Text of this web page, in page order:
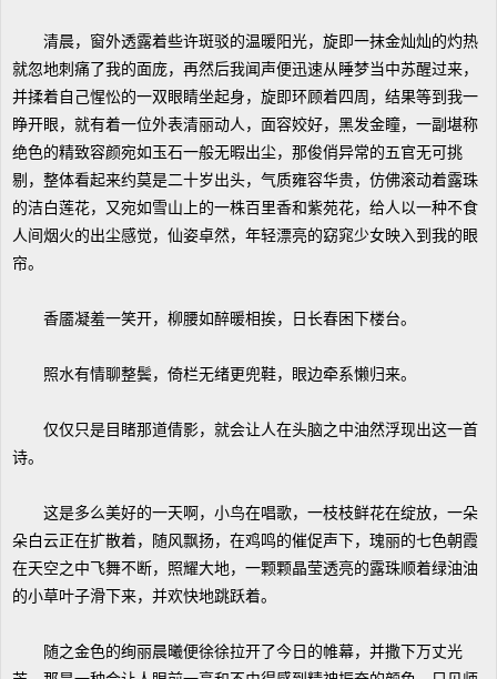
清晨，窗外透露着些许斑驳的温暖阳光，旋即一抹金灿灿的灼热
就忽地刺痛了我的面庞，再然后我闻声便迅速从睡梦当中苏醒过来，
并揉着自己惺忪的一双眼睛坐起身，旋即环顾着四周，结果等到我一
睁开眼，就有着一位外表清丽动人，面容姣好，黑发金瞳，一副堪称
绝色的精致容颜宛如玉石一般无暇出尘，那俊俏异常的五官无可挑
剔，整体看起来约莫是二十岁出头，气质雍容华贵，仿佛滚动着露珠
的洁白莲花，又宛如雪山上的一株百里香和紫苑花，给人以一种不食
人间烟火的出尘感觉，仙姿卓然，年轻漂亮的窈窕少女映入到我的眼
帘。
香靥凝羞一笑开，柳腰如醉暖相挨，日长春困下楼台。
照水有情聊整鬓，倚栏无绪更兜鞋，眼边牵系懒归来。
仅仅只是目睹那道倩影，就会让人在头脑之中油然浮现出这一首
诗。
这是多么美好的一天啊，小鸟在唱歌，一枝枝鲜花在绽放，一朵
朵白云正在扩散着，随风飘扬，在鸡鸣的催促声下，瑰丽的七色朝霞
在天空之中飞舞不断，照耀大地，一颗颗晶莹透亮的露珠顺着绿油油
的小草叶子滑下来，并欢快地跳跃着。
随之金色的绚丽晨曦便徐徐拉开了今日的帷幕，并撒下万丈光